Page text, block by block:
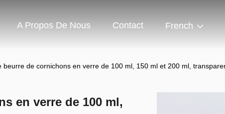
A Propos De Nous Contact French
beurre de cornichons en verre de 100 ml, 150 ml et 200 ml,
en verre de 100 ml,